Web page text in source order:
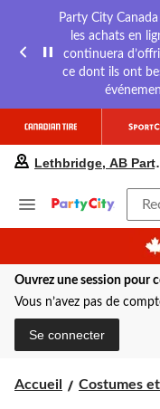
Party City
les achats en
continuera
ce dont ils ont
Lethbridge, AB Party
Ouvrez une session pour
Vous n’avez pas de
Se connecter
Accueil Costumes